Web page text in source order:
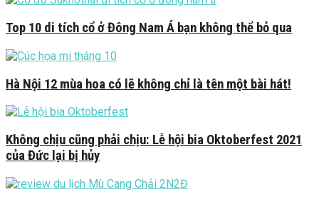
Top 10 di tích cổ ở Đông Nam Á bạn không thể bỏ qua
Hà Nội 12 mùa hoa có lẽ không chỉ là tên một bài hát!
Không chịu cũng phải chịu: Lễ hội bia Oktoberfest 2021
của Đức lại bị hủy